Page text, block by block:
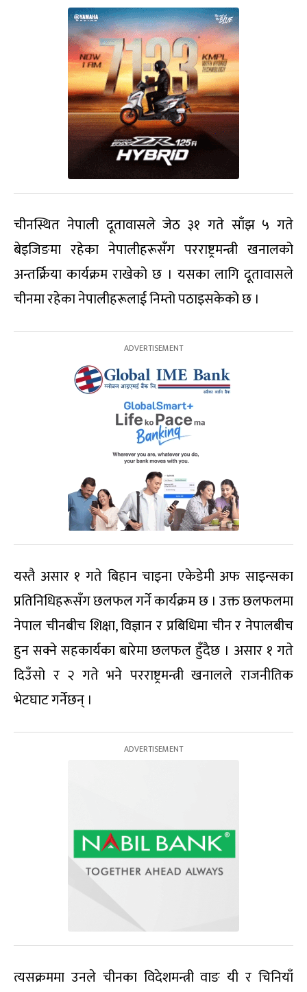
चीनस्थित नेपाली दूतावासले जेठ ३१ गते साँझ ५ गते
बेइजिङमा रहेका नेपालीहरूसँग परराष्ट्रमन्त्री खनालको
अन्तर्क्रिया कार्यक्रम राखेको छ । यसका लागि दूतावासले
चीनमा रहेका नेपालीहरूलाई निम्तो पठाइसकेको छ ।
यस्तै असार १ गते बिहान चाइना एकेडेमी अफ साइन्सका
प्रतिनिधिहरूसँग छलफल गर्ने कार्यक्रम छ । उक्त छलफलमा
नेपाल चीनबीच शिक्षा, विज्ञान र प्रबिधिमा चीन र नेपालबीच
हुन सक्ने सहकार्यका बारेमा छलफल हुँदैछ । असार १ गते
दिउँसो र २ गते भने परराष्ट्रमन्त्री खनालले राजनीतिक
भेटघाट गर्नेछन् ।
त्यसक्रममा उनले चीनका विदेशमन्त्री वाङ यी र चिनियाँ